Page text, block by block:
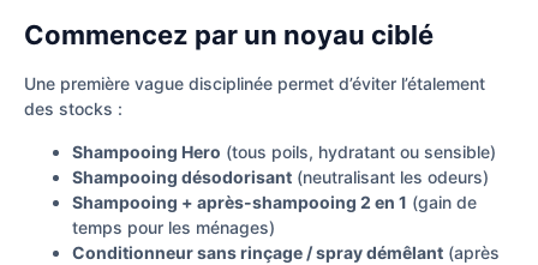
Commencez par un noyau ciblé
Une première vague disciplinée permet d’éviter l’étalement
des stocks :
Shampooing Hero (tous poils, hydratant ou sensible)
Shampooing désodorisant (neutralisant les odeurs)
Shampooing + après-shampooing 2 en 1 (gain de
temps pour les ménages)
Conditionneur sans rinçage / spray démêlant (après